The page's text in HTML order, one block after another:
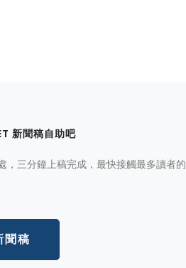
新聞稿自助吧
，三分鐘上稿完成，最快接觸最多讀者的
聞稿